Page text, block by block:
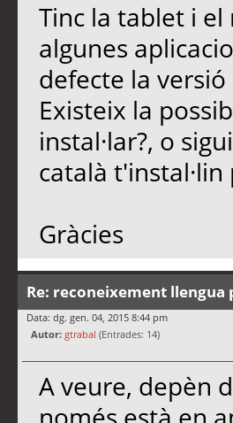
Tinc la tablet i
algunes
defecte la versió
Existeix la
instal·lar?, o
català
Gràcies
Re: reconeixement llengua
Data: dg. gen. 04, 2015 8:44 pm
Autor: gtrabal (Entrades: 14)
A veure, depèn